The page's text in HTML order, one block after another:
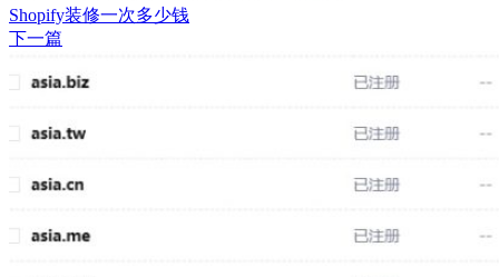
Shopify装修一次多少钱
下一篇